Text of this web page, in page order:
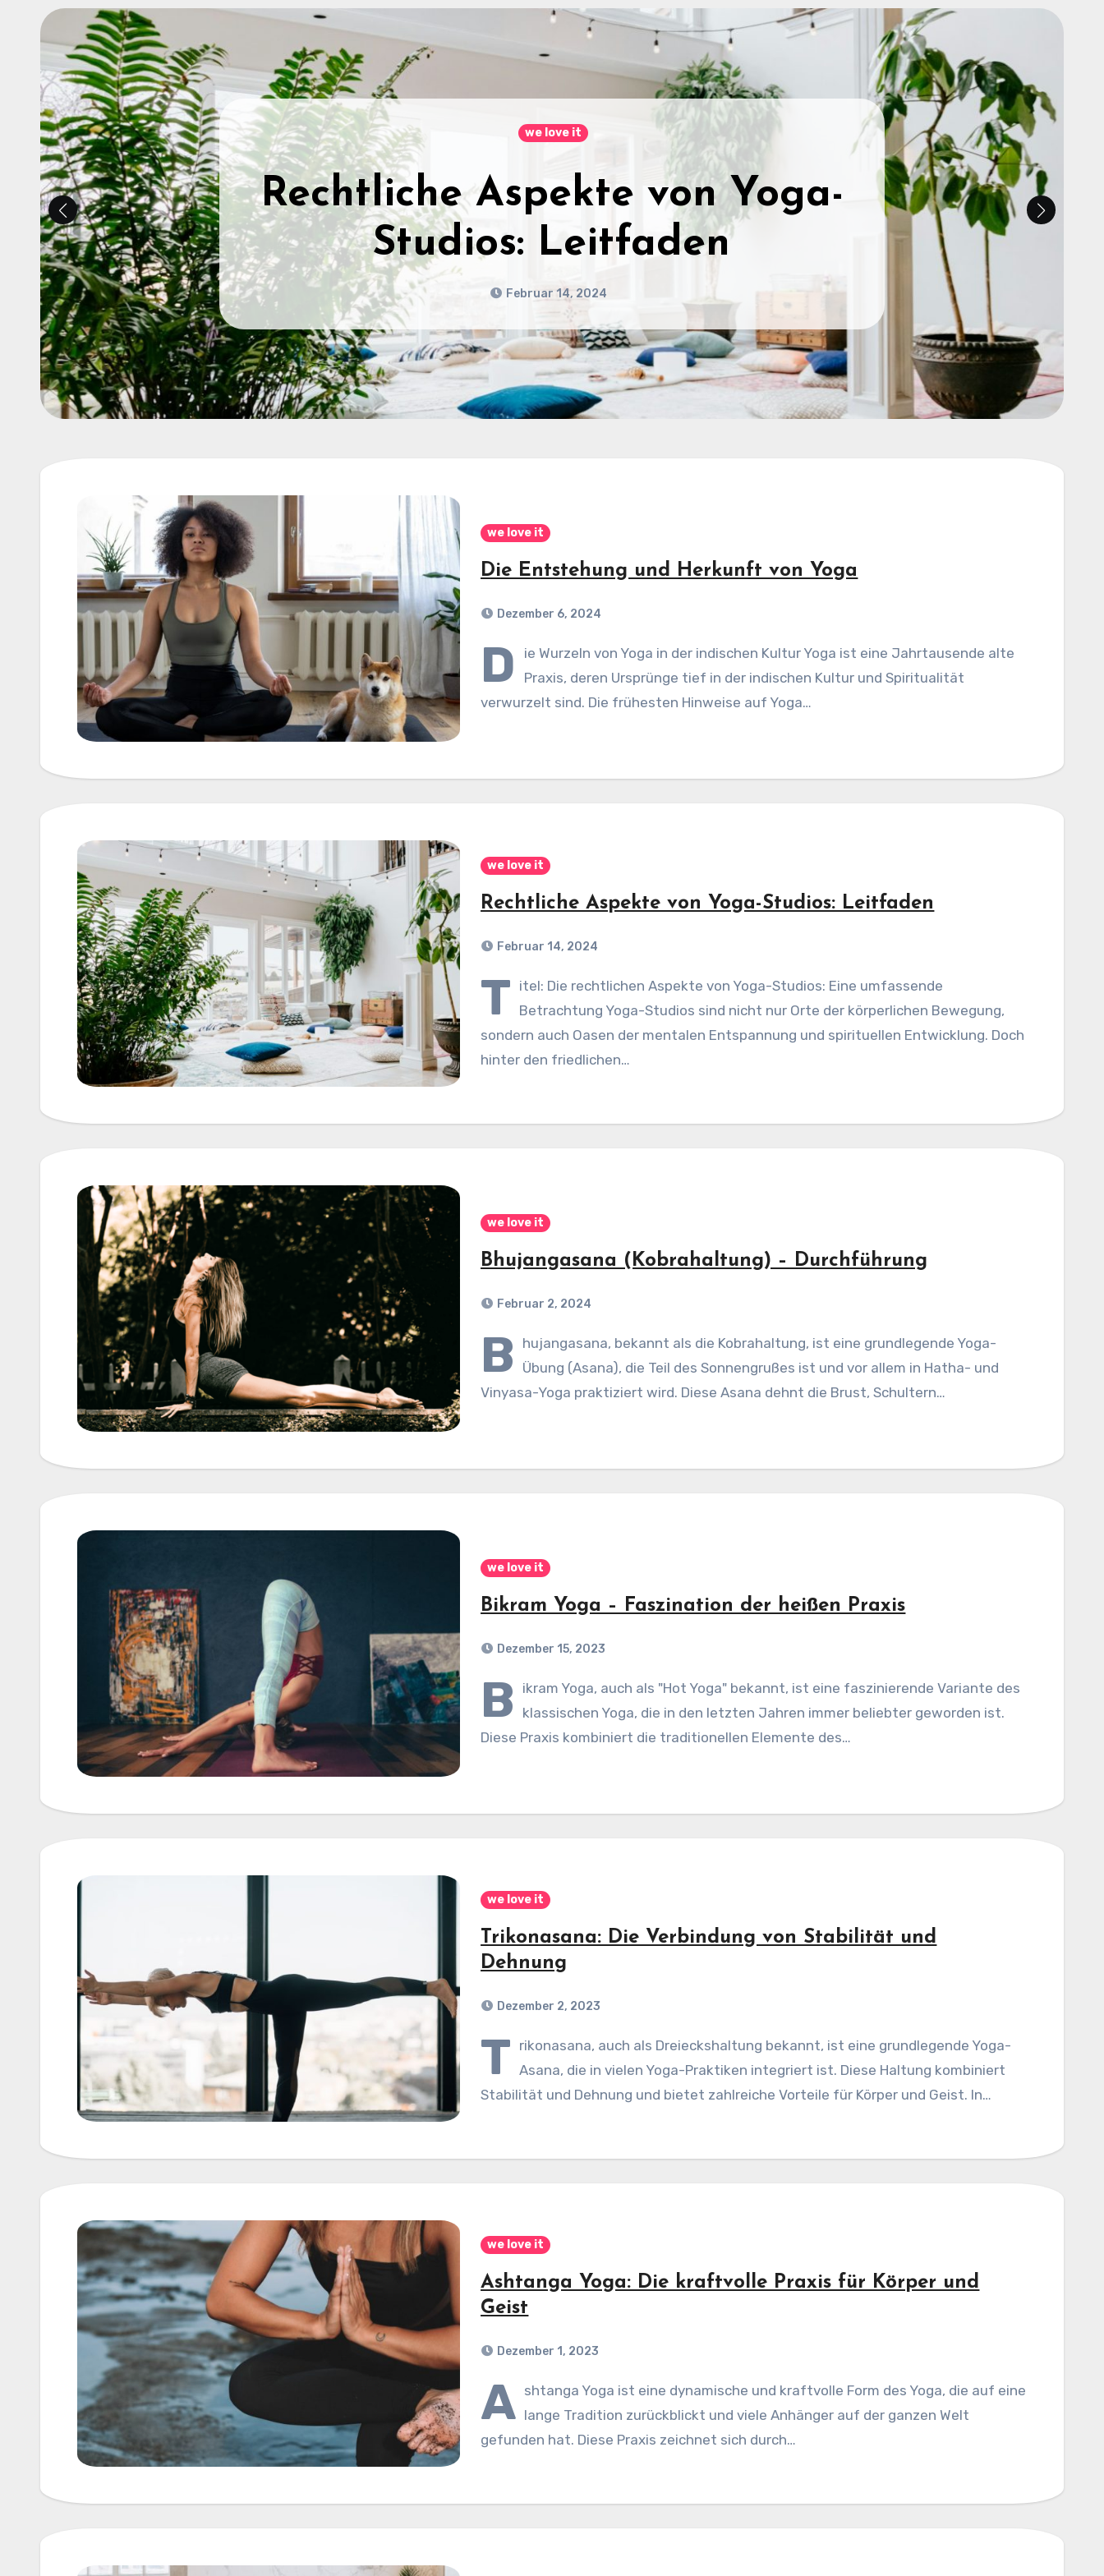
we love it
Bhujangasana (Kobrahaltung) –
Durchführung
Februar 2, 2024
we love it
Die Entstehung und Herkunft von Yoga
Dezember 6, 2024
D
ie Wurzeln von Yoga in der indischen Kultur Yoga ist eine Jahrtausende alte
Praxis, deren Ursprünge tief in der indischen Kultur und Spiritualität
verwurzelt sind. Die frühesten Hinweise auf Yoga…
we love it
Rechtliche Aspekte von Yoga-Studios: Leitfaden
Februar 14, 2024
T itel: Die rechtlichen Aspekte von Yoga-Studios: Eine umfassende
Betrachtung Yoga-Studios sind nicht nur Orte der körperlichen Bewegung,
sondern auch Oasen der mentalen Entspannung und spirituellen Entwicklung. Doch
hinter den friedlichen…
we love it
Bhujangasana (Kobrahaltung) – Durchführung
Februar 2, 2024
B
hujangasana, bekannt als die Kobrahaltung, ist eine grundlegende Yoga-
Übung (Asana), die Teil des Sonnengrußes ist und vor allem in Hatha- und
Vinyasa-Yoga praktiziert wird. Diese Asana dehnt die Brust, Schultern…
we love it
Bikram Yoga – Faszination der heißen Praxis
Dezember 15, 2023
B
ikram Yoga, auch als "Hot Yoga" bekannt, ist eine faszinierende Variante des
klassischen Yoga, die in den letzten Jahren immer beliebter geworden ist.
Diese Praxis kombiniert die traditionellen Elemente des…
we love it
Trikonasana: Die Verbindung von Stabilität und
Dehnung
Dezember 2, 2023
T rikonasana, auch als Dreieckshaltung bekannt, ist eine grundlegende Yoga-
Asana, die in vielen Yoga-Praktiken integriert ist. Diese Haltung kombiniert
Stabilität und Dehnung und bietet zahlreiche Vorteile für Körper und Geist. In…
we love it
Ashtanga Yoga: Die kraftvolle Praxis für Körper und
Geist
Dezember 1, 2023
A shtanga Yoga ist eine dynamische und kraftvolle Form des Yoga, die auf eine
lange Tradition zurückblickt und viele Anhänger auf der ganzen Welt
gefunden hat. Diese Praxis zeichnet sich durch…